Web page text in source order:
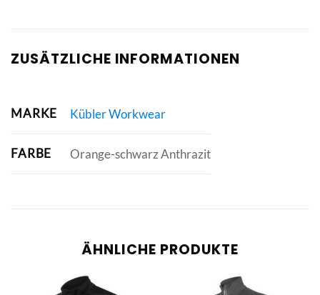
ZUSÄTZLICHE INFORMATIONEN
MARKE Kübler Workwear
FARBE Orange-schwarz Anthrazit
ÄHNLICHE PRODUKTE